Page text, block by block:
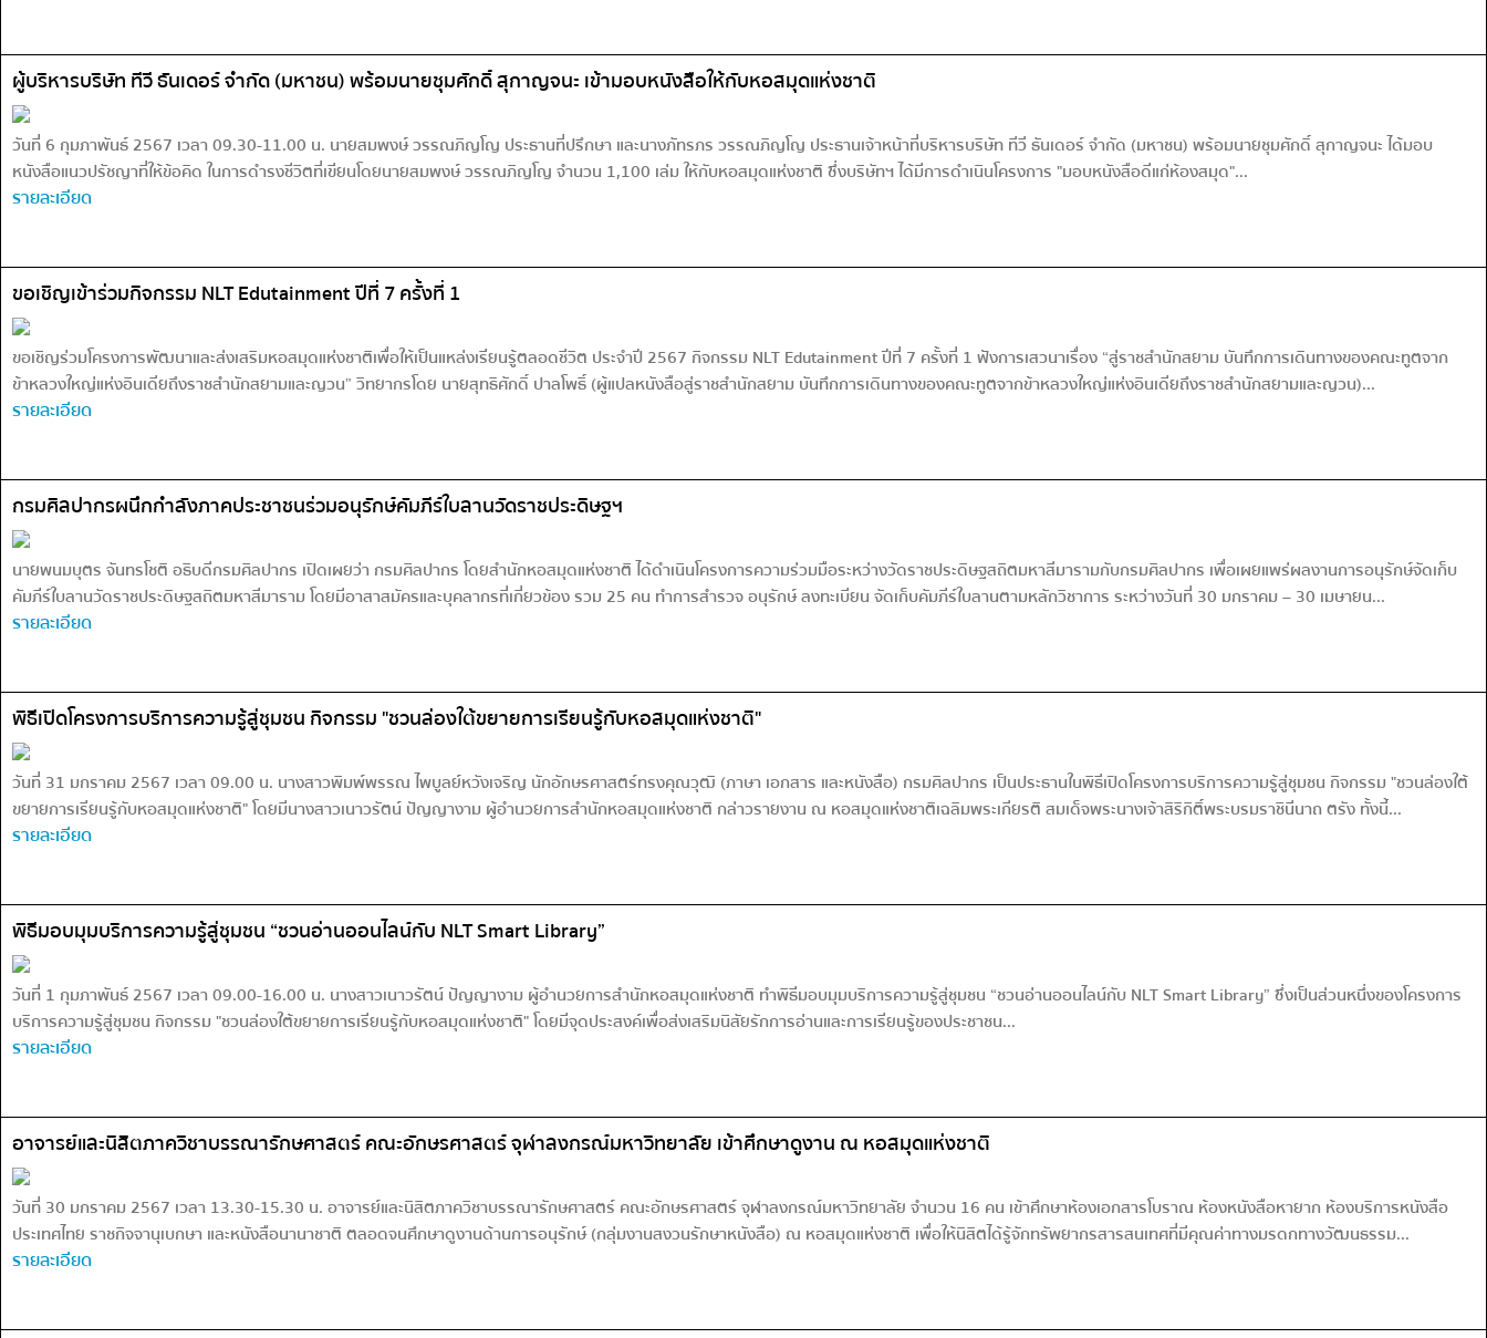
ผู้บริหารบริษัท ทีวี ธันเดอร์ จำกัด (มหาชน) พร้อมนายชุมศักดิ์ สุกาญจนะ เข้ามอบหนังสือให้กับหอสมุดแห่งชาติ
วันที่ 6 กุมภาพันธ์ 2567 เวลา 09.30-11.00 น. นายสมพงษ์ วรรณภิญโญ ประธานที่ปรึกษา และนางภัทรภร วรรณภิญโญ ประธานเจ้าหน้าที่บริหารบริษัท ทีวี ธันเดอร์ จำกัด (มหาชน) พร้อมนายชุมศักดิ์ สุกาญจนะ ได้มอบ
หนังสือแนวปรัชญาที่ให้ข้อคิด ในการดำรงชีวิตที่เขียนโดยนายสมพงษ์ วรรณภิญโญ จำนวน 1,100 เล่ม ให้กับหอสมุดแห่งชาติ ซึ่งบริษัทฯ ได้มีการดำเนินโครงการ "มอบหนังสือดีแก่ห้องสมุด"...
รายละเอียด
ขอเชิญเข้าร่วมกิจกรรม NLT Edutainment ปีที่ 7 ครั้งที่ 1
ขอเชิญร่วมโครงการพัฒนาและส่งเสริมหอสมุดแห่งชาติเพื่อให้เป็นแหล่งเรียนรู้ตลอดชีวิต ประจำปี 2567 กิจกรรม NLT Edutainment ปีที่ 7 ครั้งที่ 1 ฟังการเสวนาเรื่อง “สู่ราชสำนักสยาม บันทึกการเดินทางของคณะทูตจาก
ข้าหลวงใหญ่แห่งอินเดียถึงราชสำนักสยามและญวน” วิทยากรโดย นายสุทธิศักดิ์ ปาลโพธิ์ (ผู้แปลหนังสือสู่ราชสำนักสยาม บันทึกการเดินทางของคณะทูตจากข้าหลวงใหญ่แห่งอินเดียถึงราชสำนักสยามและญวน)...
รายละเอียด
กรมศิลปากรผนึกกำลังภาคประชาชนร่วมอนุรักษ์คัมภีร์ใบลานวัดราชประดิษฐฯ
นายพนมบุตร จันทรโชติ อธิบดีกรมศิลปากร เปิดเผยว่า กรมศิลปากร โดยสำนักหอสมุดแห่งชาติ ได้ดำเนินโครงการความร่วมมือระหว่างวัดราชประดิษฐสถิตมหาสีมารามกับกรมศิลปากร เพื่อเผยแพร่ผลงานการอนุรักษ์จัดเก็บ
คัมภีร์ใบลานวัดราชประดิษฐสถิตมหาสีมาราม โดยมีอาสาสมัครและบุคลากรที่เกี่ยวข้อง รวม 25 คน ทำการสำรวจ อนุรักษ์ ลงทะเบียน จัดเก็บคัมภีร์ใบลานตามหลักวิชาการ ระหว่างวันที่ 30 มกราคม – 30 เมษายน...
รายละเอียด
พิธีเปิดโครงการบริการความรู้สู่ชุมชน กิจกรรม "ชวนล่องใต้ขยายการเรียนรู้กับหอสมุดแห่งชาติ"
วันที่ 31 มกราคม 2567 เวลา 09.00 น. นางสาวพิมพ์พรรณ ไพบูลย์หวังเจริญ นักอักษรศาสตร์ทรงคุณวุฒิ (ภาษา เอกสาร และหนังสือ) กรมศิลปากร เป็นประธานในพิธีเปิดโครงการบริการความรู้สู่ชุมชน กิจกรรม "ชวนล่องใต้
ขยายการเรียนรู้กับหอสมุดแห่งชาติ" โดยมีนางสาวเนาวรัตน์ ปัญญางาม ผู้อำนวยการสำนักหอสมุดแห่งชาติ กล่าวรายงาน ณ หอสมุดแห่งชาติเฉลิมพระเกียรติ สมเด็จพระนางเจ้าสิริกิติ์พระบรมราชินีนาถ ตรัง ทั้งนี้...
รายละเอียด
พิธีมอบมุมบริการความรู้สู่ชุมชน “ชวนอ่านออนไลน์กับ NLT Smart Library”
วันที่ 1 กุมภาพันธ์ 2567 เวลา 09.00-16.00 น. นางสาวเนาวรัตน์ ปัญญางาม ผู้อำนวยการสำนักหอสมุดแห่งชาติ ทำพิธีมอบมุมบริการความรู้สู่ชุมชน “ชวนอ่านออนไลน์กับ NLT Smart Library” ซึ่งเป็นส่วนหนึ่งของโครงการ
บริการความรู้สู่ชุมชน กิจกรรม "ชวนล่องใต้ขยายการเรียนรู้กับหอสมุดแห่งชาติ" โดยมีจุดประสงค์เพื่อส่งเสริมนิสัยรักการอ่านและการเรียนรู้ของประชาชน...
รายละเอียด
อาจารย์และนิสิตภาควิชาบรรณารักษศาสตร์ คณะอักษรศาสตร์ จุฬาลงกรณ์มหาวิทยาลัย เข้าศึกษาดูงาน ณ หอสมุดแห่งชาติ
วันที่ 30 มกราคม 2567 เวลา 13.30-15.30 น. อาจารย์และนิสิตภาควิชาบรรณารักษศาสตร์ คณะอักษรศาสตร์ จุฬาลงกรณ์มหาวิทยาลัย จำนวน 16 คน เข้าศึกษาห้องเอกสารโบราณ ห้องหนังสือหายาก ห้องบริการหนังสือ
ประเทศไทย ราชกิจจานุเบกษา และหนังสือนานาชาติ ตลอดจนศึกษาดูงานด้านการอนุรักษ์ (กลุ่มงานสงวนรักษาหนังสือ) ณ หอสมุดแห่งชาติ เพื่อให้นิสิตได้รู้จักทรัพยากรสารสนเทศที่มีคุณค่าทางมรดกทางวัฒนธรรม...
รายละเอียด